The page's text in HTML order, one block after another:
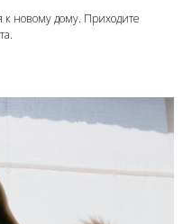
к новому дому. Приходите